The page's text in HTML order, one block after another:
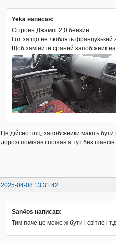
Yeka написав:
Сітроен Джампі 2,0 бензин.
І от за що не люблять французький
Щоб замінити сраний запобіжник
Це дійсно ппц, запобіжники мають бути
дорозі поміняв і поїхав а тут без шансів.
2025-04-08 13:31:42
San4os написав:
Тим паче це може ж бути і світло і